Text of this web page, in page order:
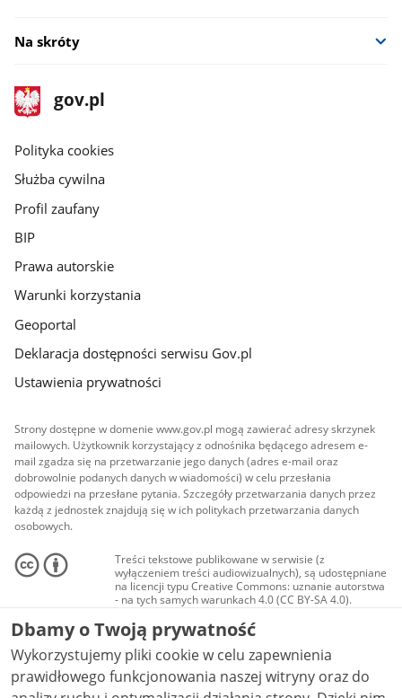
Na skróty
stopka
gov.pl
Strona
gov.pl
gov.pl
Polityka cookies
Służba cywilna
Profil zaufany
BIP
Prawa autorskie
Warunki korzystania
Geoportal
Deklaracja dostępności serwisu Gov.pl
Ustawienia prywatności
Strony dostępne w domenie www.gov.pl mogą zawierać adresy skrzynek
mailowych. Użytkownik korzystający z odnośnika będącego adresem e-
mail zgadza się na przetwarzanie jego danych (adres e-mail oraz
dobrowolnie podanych danych w wiadomości) w celu przesłania
odpowiedzi na przesłane pytania. Szczegóły przetwarzania danych przez
każdą z jednostek znajdują się w ich politykach przetwarzania danych
osobowych.
Treści tekstowe publikowane w serwisie (z
wyłączeniem treści audiowizualnych), są udostępniane
na licencji typu Creative Commons: uznanie autorstwa
- na tych samych warunkach 4.0 (CC BY-SA 4.0).
Materiały audiowizualne, w tym zdjęcia, materiały
audio i wideo, są udostępniane na licencji typu
Creative Commons: uznanie autorstwa użycie
niekomercyjne - bez utworów zależnych 4.0 (CC BY-
NC-ND 4.0), o ile nie jest to stwierdzone inaczej.
Dbamy o Twoją prywatność
Wykorzystujemy pliki cookie w celu zapewnienia
prawidłowego funkcjonowania naszej witryny oraz do